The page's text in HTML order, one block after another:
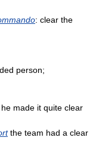
: clear the
person;
he made it quite clear
the team had a clear